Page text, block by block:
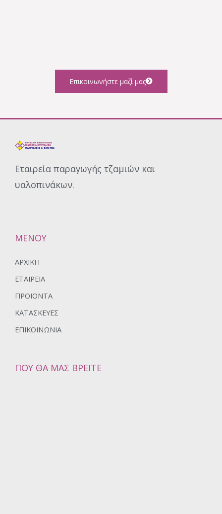
Επικοινωνήστε μαζί μας
Εταιρεία παραγωγής τζαμιών και
υαλοπινάκων.
ΜΕΝΟΥ
ΑΡΧΙΚΉ
ΕΤΑΙΡΕΊΑ
ΠΡΟΪΌΝΤΑ
ΚΑΤΑΣΚΕΥΈΣ
ΕΠΙΚΟΙΝΩΝΊΑ
ΠΟΥ ΘΑ ΜΑΣ ΒΡΕΊΤΕ